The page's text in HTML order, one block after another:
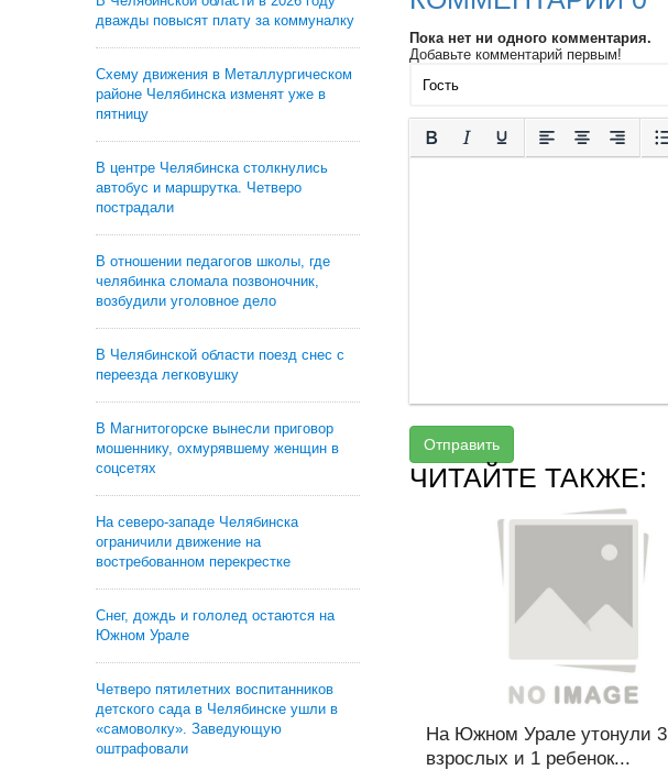
дважды повысят плату за коммуналку
Схему движения в Металлургическом
районе Челябинска изменят уже в
пятницу
В центре Челябинска столкнулись
автобус и маршрутка. Четверо
пострадали
В отношении педагогов школы, где
челябинка сломала позвоночник,
возбудили уголовное дело
В Челябинской области поезд снес с
переезда легковушку
В Магнитогорске вынесли приговор
мошеннику, охмурявшему женщин в
соцсетях
На северо-западе Челябинска
ограничили движение на
востребованном перекрестке
Снег, дождь и гололед остаются на
Южном Урале
Четверо пятилетних воспитанников
детского сада в Челябинске ушли в
«самоволку». Заведующую
оштрафовали
Пока нет ни одного комментария.
Добавьте комментарий первым!
Отправить
ЧИТАЙТЕ ТАКЖЕ:
На Южном Урале утонули 3
взрослых и 1 ребенок...